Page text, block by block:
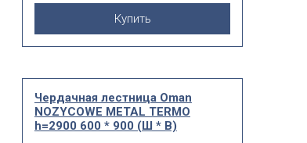
Купить
Чердачная лестница Oman
NOZYCOWE METAL TERMО
h=2900 600 * 900 (Ш * В)